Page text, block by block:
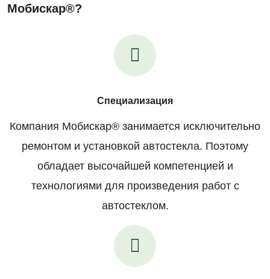
Мобискар®?
Специализация
Компания Мобискар® занимается исключительно
ремонтом и установкой автостекла. Поэтому
обладает высочайшей компетенцией и
технологиями для произведения работ с
автостеклом.